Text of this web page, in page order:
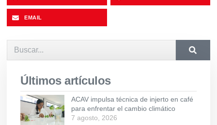
EMAIL
Últimos artículos
ACAV impulsa técnica de injerto en café
para enfrentar el cambio climático
7 agosto, 2026